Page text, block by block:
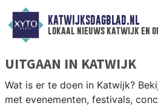
KATWIJKSDAGBLAD.NL
lokaal nieuws katwijk en
UITGAAN IN KATWIJK
Wat is er te doen in Katwijk?
met evenementen, festivals,